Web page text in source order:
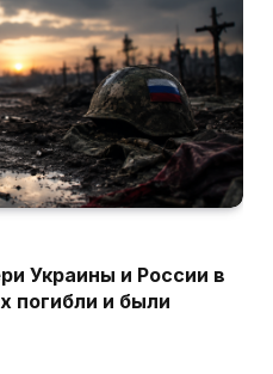
Украины и России в
погибли и были